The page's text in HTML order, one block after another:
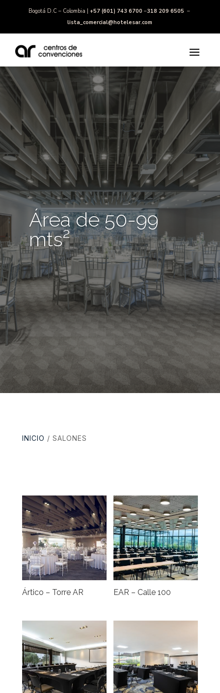
Bogotá D.C – Colombia | +57 (601) 743 6700 –318 209 6505 –
lista_comercial@hotelesar.com
Área de 50-99
mts²
INICIO / SALONES
Ártico – Torre AR EAR – Calle 100